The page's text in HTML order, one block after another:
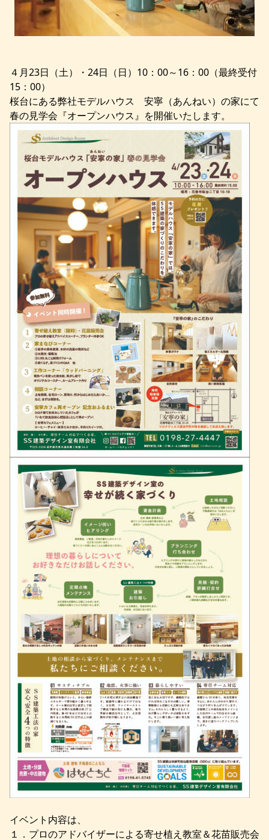
４月23日（土）・24日（日）10：00～16：00（最終受付
15：00）
桜台にある弊社モデルハウス 安寧（あんねい）の家にて
春の見学会『オープンハウス』を開催いたします。
イベント内容は、
１．プロのアドバイザーによる寄せ植え教室＆花苗販売会